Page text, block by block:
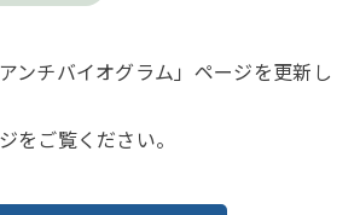
ンチバイオグラム」ページを更新し
をご覧ください。